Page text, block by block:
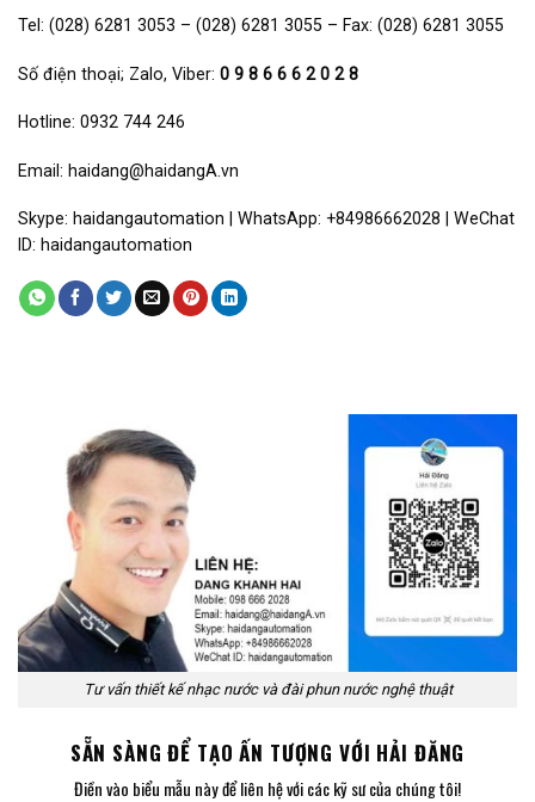
Tel: (028) 6281 3053 – (028) 6281 3055 – Fax: (028) 6281 3055
Số điện thoại; Zalo, Viber: 0 9 8 6 6 6 2 0 2 8
Hotline: 0932 744 246
Email: haidang@haidangA.vn
Skype: haidangautomation | WhatsApp: +84986662028 | WeChat
ID: haidangautomation
Tư vấn thiết kế nhạc nước và đài phun nước nghệ thuật
SẴN SÀNG ĐỂ TẠO ẤN TƯỢNG VỚI HẢI ĐĂNG
Điền vào biểu mẫu này để liên hệ với các kỹ sư của chúng tôi!